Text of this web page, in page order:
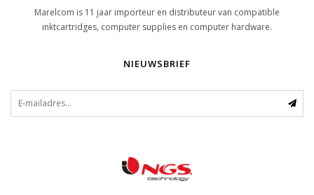
Marelcom is 11 jaar importeur en distributeur van compatible
inktcartridges, computer supplies en computer hardware.
NIEUWSBRIEF